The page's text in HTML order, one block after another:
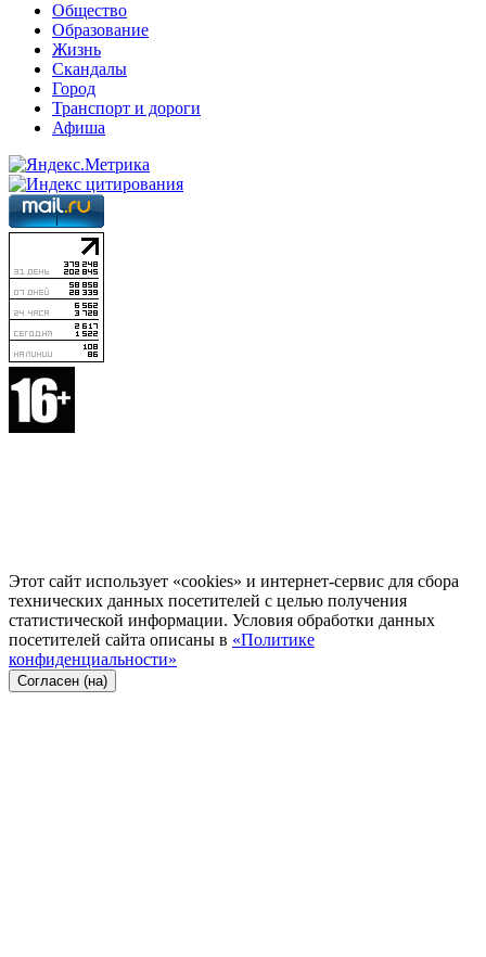
Общество
Образование
Жизнь
Скандалы
Город
Транспорт и дороги
Афиша
Этот сайт использует «cookies» и интернет-сервис для сбора
технических данных посетителей с целью получения
статистической информации. Условия обработки данных
посетителей сайта описаны в «Политике
конфиденциальности»
Согласен (на)